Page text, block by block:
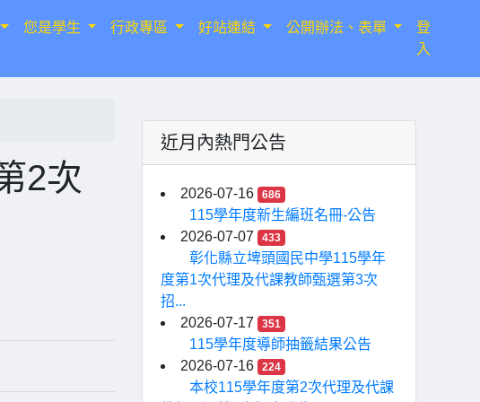
您是學生 行政專區 好站連結 公開辦法、表單
登
入
2次
近月內熱門公告
2026-07-16 686
115學年度新生編班名冊-公告
2026-07-07
433
彰化縣立埤頭國民中學115學年
度第1次代理及代課教師甄選第3次
招...
2026-07-17
351
115學年度導師抽籤結果公告
2026-07-16
224
本校115學年度第2次代理及代課